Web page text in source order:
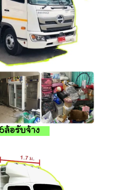
ล้อรับจ้าง